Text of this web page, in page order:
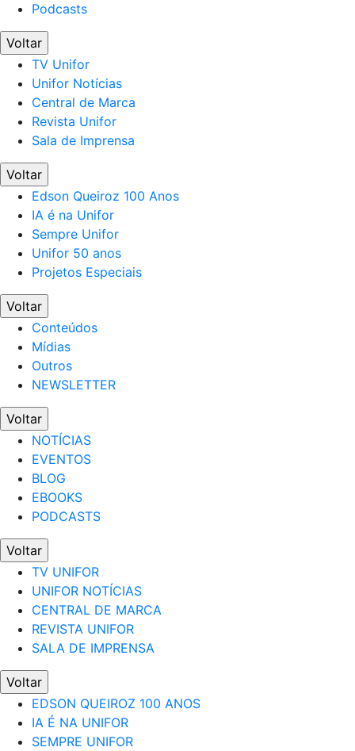
Podcasts
Voltar
TV Unifor
Unifor Notícias
Central de Marca
Revista Unifor
Sala de Imprensa
Voltar
Edson Queiroz 100 Anos
IA é na Unifor
Sempre Unifor
Unifor 50 anos
Projetos Especiais
Voltar
Conteúdos
Mídias
Outros
NEWSLETTER
Voltar
NOTÍCIAS
EVENTOS
BLOG
EBOOKS
PODCASTS
Voltar
TV UNIFOR
UNIFOR NOTÍCIAS
CENTRAL DE MARCA
REVISTA UNIFOR
SALA DE IMPRENSA
Voltar
EDSON QUEIROZ 100 ANOS
IA É NA UNIFOR
SEMPRE UNIFOR